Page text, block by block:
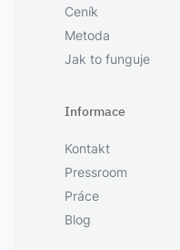
Ceník
Metoda
Jak to funguje
Informace
Kontakt
Pressroom
Práce
Blog